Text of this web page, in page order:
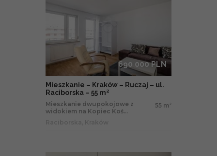
690 000 PLN
Mieszkanie – Kraków – Ruczaj – ul.
Raciborska – 55 m²
Mieszkanie dwupokojowe z
widokiem na Kopiec Koś...
55 m 2